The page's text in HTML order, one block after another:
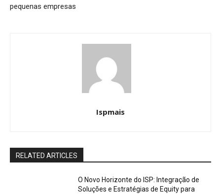
pequenas empresas
Ispmais
RELATED ARTICLES
O Novo Horizonte do ISP: Integração de
Soluções e Estratégias de Equity para